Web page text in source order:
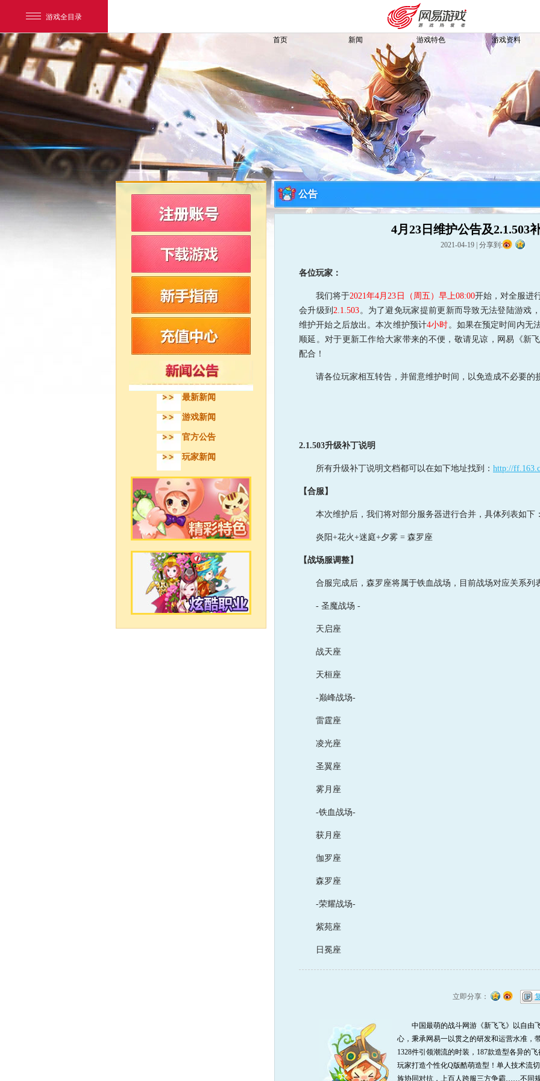
游戏全目录
网易游戏
游戏爱好者
我的足迹：
客服中心
首页 新闻 游戏特色 游戏资料
最新新闻
游戏新闻
官方公告
玩家新闻
公告
4月23日维护公告及2.1.503
2021-04-19 分享到:
各位玩家：
我们将于2021年4月23日（周五）早上08:00开始，对全服进
会升级到2.1.503。为了避免玩家提前更新而导致无法登陆游戏
维护开始之后放出。本次维护预计4小时。如果在预定时间内无
顺延。对于更新工作给大家带来的不便，敬请见谅，网易《新
配合！
请各位玩家相互转告，并留意维护时间，以免造成不必要的
2.1.503升级补丁说明
所有升级补丁说明文档都可以在如下地址找到： http://
【合服】
本次维护后，我们将对部分服务器进行合并，具体列表如下
炎阳+花火+迷庭+夕雾 = 森罗座
【战场服调整】
合服完成后，森罗座将属于铁血战场，目前战场对应关系列
- 圣魔战场 -
天启座
战天座
天桓座
-巅峰战场-
雷霆座
凌光座
圣翼座
雾月座
-铁血战场-
获月座
伽罗座
森罗座
-荣耀战场-
紫苑座
日冕座
立即分享：
中国最萌的战斗网游《新飞飞》以自由
心，秉承网易一以贯之的研发和运营水准，
1328件引领潮流的时装，187款造型各异的
玩家打造个性化Q版酷萌造型！单人技术流
族协同对抗，上百人跨服三方争霸……不同